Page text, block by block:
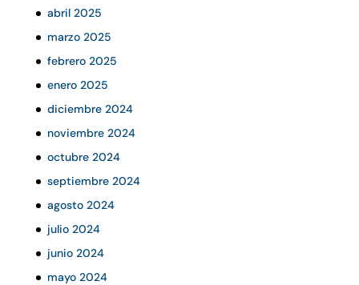
abril 2025
marzo 2025
febrero 2025
enero 2025
diciembre 2024
noviembre 2024
octubre 2024
septiembre 2024
agosto 2024
julio 2024
junio 2024
mayo 2024